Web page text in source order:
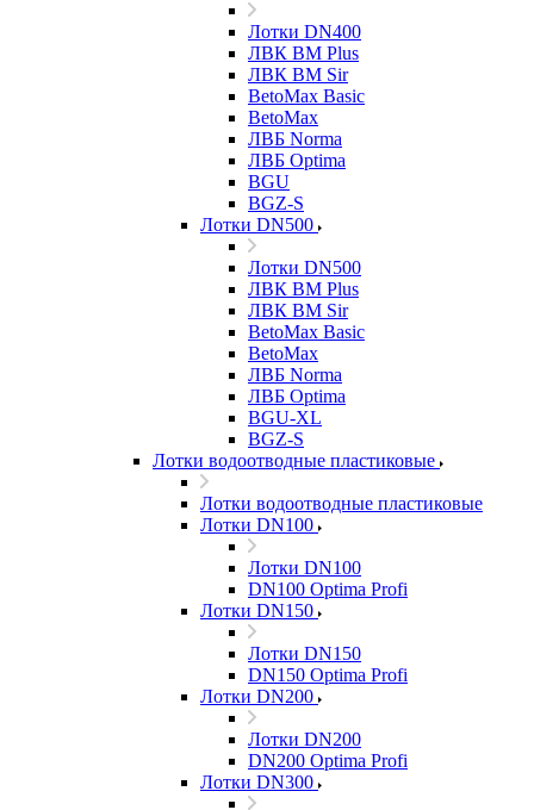
Лотки DN400
ЛВК ВМ Plus
ЛВК ВМ Sir
BetoMax Basic
BetoMax
ЛВБ Norma
ЛВБ Optima
BGU
BGZ-S
Лотки DN500
Лотки DN500
ЛВК ВМ Plus
ЛВК ВМ Sir
BetoMax Basic
BetoMax
ЛВБ Norma
ЛВБ Optima
BGU-XL
BGZ-S
Лотки водоотводные пластиковые
Лотки водоотводные пластиковые
Лотки DN100
Лотки DN100
DN100 Optima Profi
Лотки DN150
Лотки DN150
DN150 Optima Profi
Лотки DN200
Лотки DN200
DN200 Optima Profi
Лотки DN300